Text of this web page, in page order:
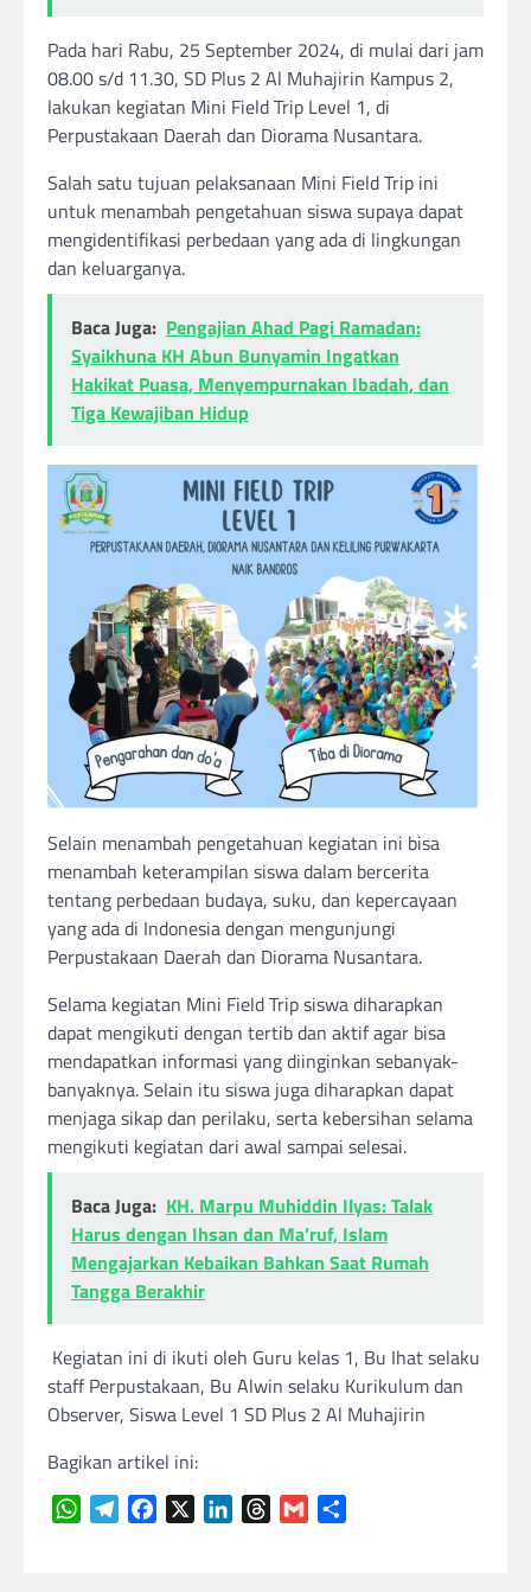
Pada hari Rabu, 25 September 2024, di mulai dari jam
08.00 s/d 11.30, SD Plus 2 Al Muhajirin Kampus 2,
lakukan kegiatan Mini Field Trip Level 1, di
Perpustakaan Daerah dan Diorama Nusantara.
Salah satu tujuan pelaksanaan Mini Field Trip ini
untuk menambah pengetahuan siswa supaya dapat
mengidentifikasi perbedaan yang ada di lingkungan
dan keluarganya.
Baca Juga: Pengajian Ahad Pagi Ramadan:
Syaikhuna KH Abun Bunyamin Ingatkan
Hakikat Puasa, Menyempurnakan Ibadah, dan
Tiga Kewajiban Hidup
Selain menambah pengetahuan kegiatan ini bisa
menambah keterampilan siswa dalam bercerita
tentang perbedaan budaya, suku, dan kepercayaan
yang ada di Indonesia dengan mengunjungi
Perpustakaan Daerah dan Diorama Nusantara.
Selama kegiatan Mini Field Trip siswa diharapkan
dapat mengikuti dengan tertib dan aktif agar bisa
mendapatkan informasi yang diinginkan sebanyak-
banyaknya. Selain itu siswa juga diharapkan dapat
menjaga sikap dan perilaku, serta kebersihan selama
mengikuti kegiatan dari awal sampai selesai.
Baca Juga: KH. Marpu Muhiddin Ilyas: Talak
Harus dengan Ihsan dan Ma’ruf, Islam
Mengajarkan Kebaikan Bahkan Saat Rumah
Tangga Berakhir
Kegiatan ini di ikuti oleh Guru kelas 1, Bu Ihat selaku
staff Perpustakaan, Bu Alwin selaku Kurikulum dan
Observer, Siswa Level 1 SD Plus 2 Al Muhajirin
Bagikan artikel ini:
WhatsAppTelegramFacebook LinkedInThreads
Gmail